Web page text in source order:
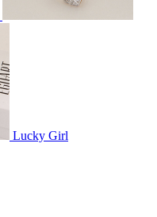
Lucky Girl